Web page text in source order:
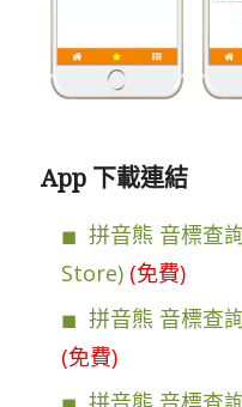
App 下載連結
拼音熊 音標查
Store) (免費)
拼音熊 音標查
(免費)